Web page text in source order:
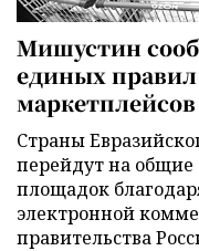
Мишустин
единых
Страны
перейдут на общие
площадок
электронной
правительства